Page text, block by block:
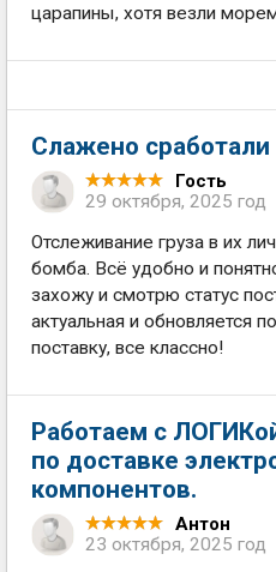
царапины, хотя везли
Слажено сработали
Гость
29 октября, 2025 год
Отслеживание груза в их
бомба. Всё удобно и
захожу и смотрю статус
актуальная и обновляется
поставку, все классно!
Работаем с
по доставке
компонентов.
Антон
23 октября, 2025 год